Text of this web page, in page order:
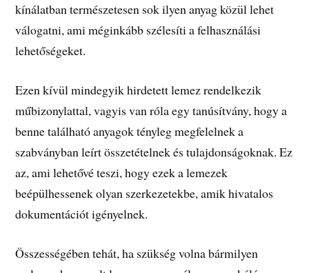
kínálatban természetesen sok ilyen anyag közül lehet
válogatni, ami méginkább szélesíti a felhasználási
lehetőségeket.
Ezen kívül mindegyik hirdetett lemez rendelkezik
műbizonylattal, vagyis van róla egy tanúsítvány, hogy a
benne található anyagok tényleg megfelelnek a
szabványban leírt összetételnek és tulajdonságoknak. Ez
az, ami lehetővé teszi, hogy ezek a lemezek
beépülhessenek olyan szerkezetekbe, amik hivatalos
dokumentációt igényelnek.
Összességében tehát, ha szükség volna bármilyen